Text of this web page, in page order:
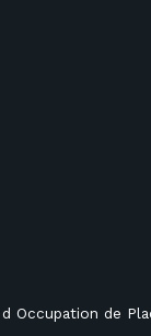
d Occupation de